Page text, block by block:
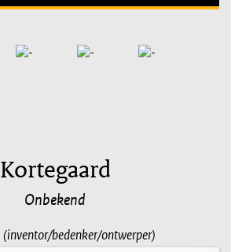
Kortegaard
Onbekend
(inventor/bedenker/ontwerper)